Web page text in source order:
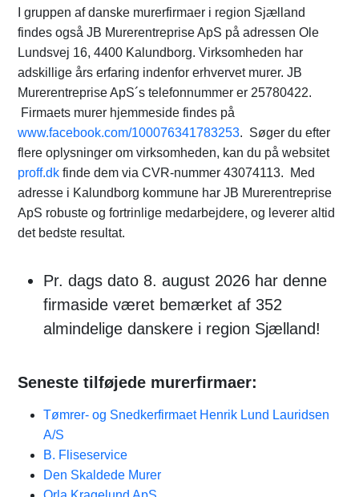
I gruppen af danske murerfirmaer i region Sjælland
findes også JB Murerentreprise ApS på adressen Ole
Lundsvej 16, 4400 Kalundborg. Virksomheden har
adskillige års erfaring indenfor erhvervet murer. JB
Murerentreprise ApS´s telefonnummer er 25780422.
Firmaets murer hjemmeside findes på
www.facebook.com/100076341783253. Søger du efter
flere oplysninger om virksomheden, kan du på websitet
proff.dk finde dem via CVR-nummer 43074113. Med
adresse i Kalundborg kommune har JB Murerentreprise
ApS robuste og fortrinlige medarbejdere, og leverer altid
det bedste resultat.
Pr. dags dato 8. august 2026 har denne
firmaside været bemærket af 352
almindelige danskere i region Sjælland!
Seneste tilføjede murerfirmaer:
Tømrer- og Snedkerfirmaet Henrik Lund Lauridsen
A/S
B. Fliseservice
Den Skaldede Murer